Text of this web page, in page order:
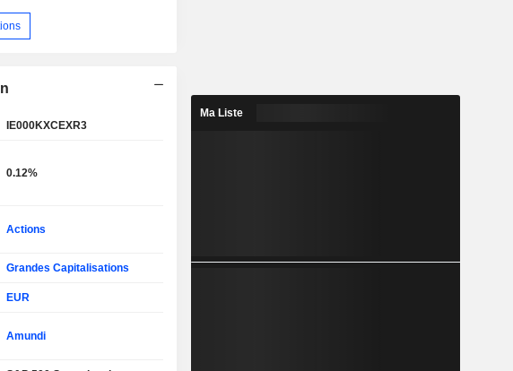
IE000KXCEXR3
0.12%
Actions
Grandes Capitalisations
EUR
Amundi
Ma Liste